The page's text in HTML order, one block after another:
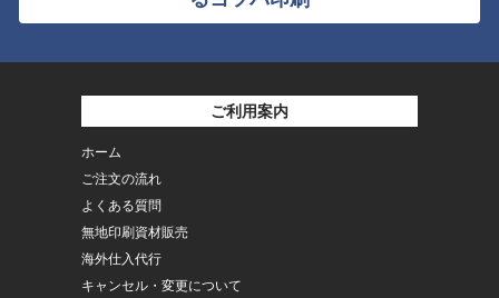
ご利用案内
ホーム
ご注文の流れ
よくある質問
無地印刷資材販売
海外仕入代行
キャンセル・変更について